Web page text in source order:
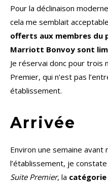
Pour la déclinaison
cela me semblait
offerts aux membres du
Marriott Bonvoy sont
Je réservai donc pour trois
Premier, qui n’est pas
établissement.
Arrivée
Environ une semaine avant
l’établissement, je
Suite Premier, la catégorie